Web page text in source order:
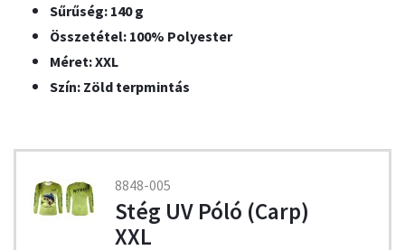
Sűrűség: 140 g
Összetétel: 100% Polyester
Méret: XXL
Szín: Zöld terpmintás
8848-005
Stég UV Póló (Carp)
XXL